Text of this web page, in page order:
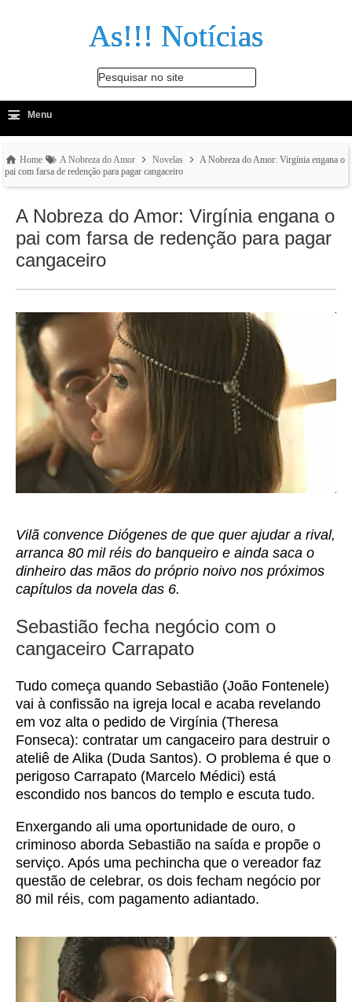
As!!! Notícias
Pesquisar no site
-
≡ Menu
Home A Nobreza do Amor Novelas
A Nobreza do Amor: Virgínia engana o
pai com farsa de redenção para pagar cangaceiro
A Nobreza do Amor: Virgínia engana o
pai com farsa de redenção para pagar
cangaceiro
Vilã convence Diógenes de que quer ajudar a rival,
arranca 80 mil réis do banqueiro e ainda saca o
dinheiro das mãos do próprio noivo nos próximos
capítulos da novela das 6.
Sebastião fecha negócio com o
cangaceiro Carrapato
Tudo começa quando Sebastião (João Fontenele)
vai à confissão na igreja local e acaba revelando
em voz alta o pedido de Virgínia (Theresa
Fonseca): contratar um cangaceiro para destruir o
ateliê de Alika (Duda Santos). O problema é que o
perigoso Carrapato (Marcelo Médici) está
escondido nos bancos do templo e escuta tudo.
Enxergando ali uma oportunidade de ouro, o
criminoso aborda Sebastião na saída e propõe o
serviço. Após uma pechincha que o vereador faz
questão de celebrar, os dois fecham negócio por
80 mil réis, com pagamento adiantado.